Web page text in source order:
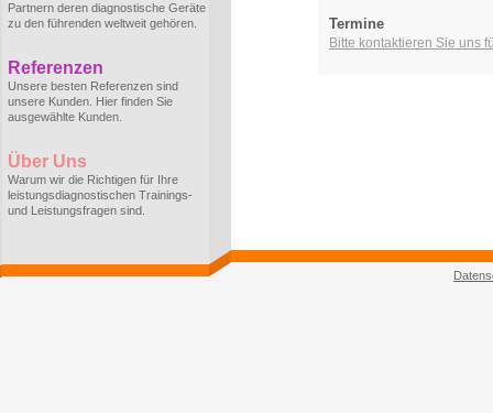
Partnern deren diagnostische Geräte
zu den führenden weltweit gehören.
Referenzen
Unsere besten Referenzen sind
unsere Kunden. Hier finden Sie
ausgewählte Kunden.
Über Uns
Warum wir die Richtigen für Ihre
leistungsdiagnostischen Trainings-
und Leistungsfragen sind.
Termine
Bitte kontaktieren Sie uns